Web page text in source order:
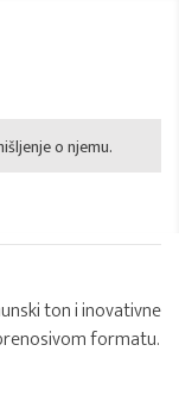
o njemu.
ton i inovativne
formatu.